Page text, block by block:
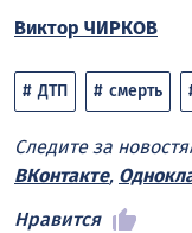
Виктор ЧИРКОВ
ДТП смерть
Следите за
ВКонтакте,
Нравится